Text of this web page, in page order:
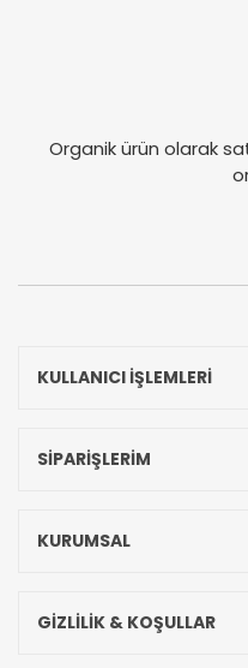
Organik ürün olarak
KULLANICI İŞLEMLERİ
SİPARİŞLERİM
KURUMSAL
GİZLİLİK & KOŞULLAR